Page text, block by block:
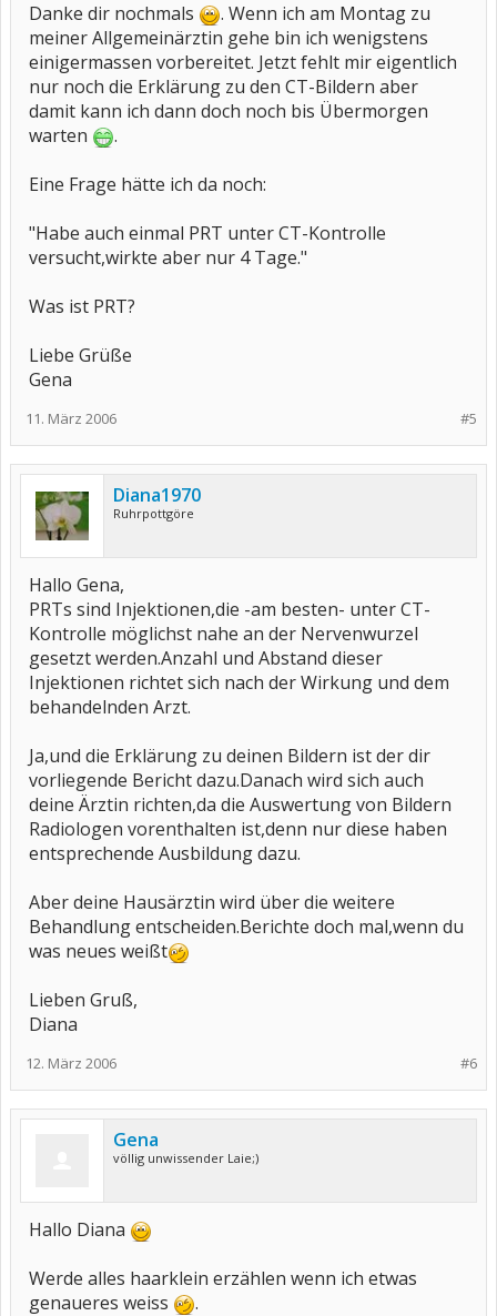
Danke dir nochmals
. Wenn ich am Montag zu
meiner Allgemeinärztin gehe bin ich wenigstens
einigermassen vorbereitet. Jetzt fehlt mir eigentlich
nur noch die Erklärung zu den CT-Bildern aber
damit kann ich dann doch noch bis Übermorgen
warten
.
Eine Frage hätte ich da noch:
"Habe auch einmal PRT unter CT-Kontrolle
versucht,wirkte aber nur 4 Tage."
Was ist PRT?
Liebe Grüße
Gena
#5
11. März 2006
Diana1970
Ruhrpottgöre
Hallo Gena,
PRTs sind Injektionen,die -am besten- unter CT-
Kontrolle möglichst nahe an der Nervenwurzel
gesetzt werden.Anzahl und Abstand dieser
Injektionen richtet sich nach der Wirkung und dem
behandelnden Arzt.
Ja,und die Erklärung zu deinen Bildern ist der dir
vorliegende Bericht dazu.Danach wird sich auch
deine Ärztin richten,da die Auswertung von Bildern
Radiologen vorenthalten ist,denn nur diese haben
entsprechende Ausbildung dazu.
Aber deine Hausärztin wird über die weitere
Behandlung entscheiden.Berichte doch mal,wenn du
was neues weißt
Lieben Gruß,
Diana
#6
12. März 2006
Gena
völlig unwissender Laie;)
Hallo Diana
Werde alles haarklein erzählen wenn ich etwas
genaueres weiss
.